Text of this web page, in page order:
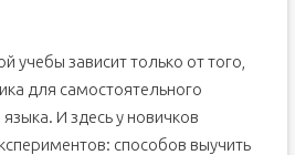
учебы зависит только от того,
для самостоятельного
И здесь у новичков
способов выучить